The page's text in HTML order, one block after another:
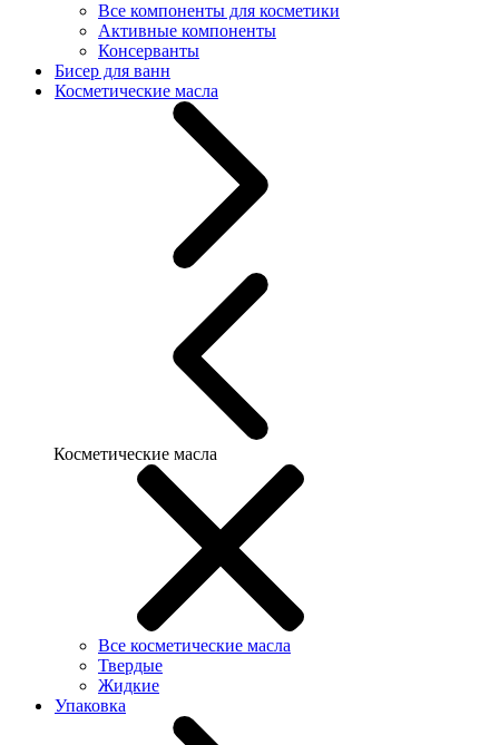
Все компоненты для косметики
Активные компоненты
Консерванты
Бисер для ванн
Косметические масла
Косметические масла
Все косметические масла
Твердые
Жидкие
Упаковка